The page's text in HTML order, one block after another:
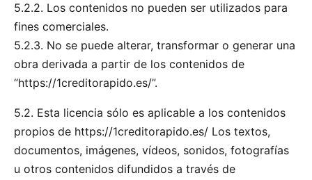
5.2.2. Los contenidos no pueden ser utilizados para
fines comerciales.
5.2.3. No se puede alterar, transformar o generar una
obra derivada a partir de los contenidos de
“https://1creditorapido.es/”.
5.2. Esta licencia sólo es aplicable a los contenidos
propios de https://1creditorapido.es/ Los textos,
documentos, imágenes, vídeos, sonidos, fotografías
u otros contenidos difundidos a través de